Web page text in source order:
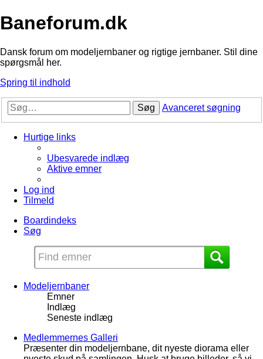
Baneforum.dk
Dansk forum om modeljernbaner og rigtige jernbaner. Stil dine
spørgsmål her.
Spring til indhold
Søg Avanceret søgning
Hurtige links
Ubesvarede indlæg
Aktive emner
Log ind
Tilmeld
Boardindeks
Søg
Modeljernbaner
Emner
Indlæg
Seneste indlæg
Medlemmernes Galleri
Præsenter din modeljernbane, dit nyeste diorama eller